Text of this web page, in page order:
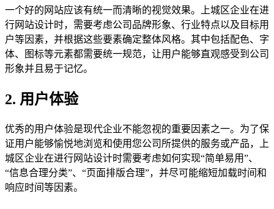
一个好的网站应该有统一而清晰的视觉效果。上城区企业在进
行网站设计时，需要考虑公司品牌形象、行业特点以及目标用
户等因素，并根据这些要素确定整体风格。其中包括配色、字
体、图标等元素都需要统一规范，让用户能够直观感受到公司
形象并且易于记忆。
2. 用户体验
优秀的用户体验是现代企业不能忽视的重要因素之一。为了保
证用户能够愉悦地浏览和使用您公司所提供的服务或产品，上
城区企业在进行网站设计时需要考虑如何实现“简单易用”、
“信息合理分类”、“页面排版合理”，并尽可能缩短加载时间和
响应时间等因素。